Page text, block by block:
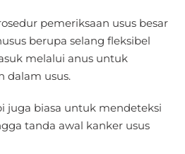
pemeriksaan usus besar
berupa selang fleksibel
melalui anus untuk
dalam usus.
juga biasa untuk mendeteksi
tanda awal kanker usus